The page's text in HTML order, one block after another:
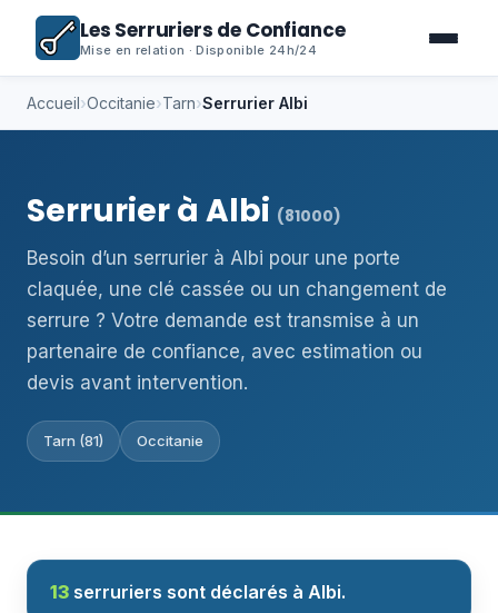
Les Serruriers de Confiance
Mise en relation · Disponible 24h/24
Accueil›Occitanie›Tarn›Serrurier Albi
Serrurier à Albi (81000)
Besoin d’un serrurier à Albi pour une porte
claquée, une clé cassée ou un changement de
serrure ? Votre demande est transmise à un
partenaire de confiance, avec estimation ou
devis avant intervention.
Tarn (81) Occitanie
13 serruriers sont déclarés à Albi.